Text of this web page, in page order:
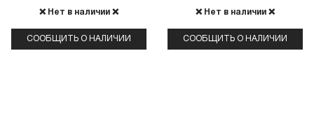
❌ Нет в наличии ❌
СООБЩИТЬ О НАЛИЧИИ
❌ Нет в наличии ❌
СООБЩИТЬ О НАЛИЧИИ